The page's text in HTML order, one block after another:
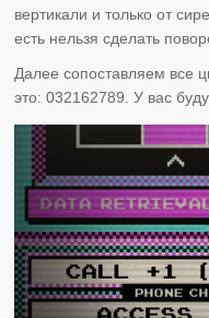
вертикали и только от
есть нельзя сделать
Далее сопоставляем все
это: 032162789. У вас